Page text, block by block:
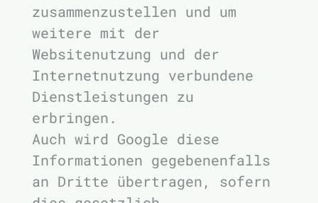
zusammenzustellen und um
weitere mit der
Websitenutzung und der
Internetnutzung verbundene
Dienstleistungen zu
erbringen.
Auch wird Google diese
Informationen gegebenenfalls
an Dritte übertragen, sofern